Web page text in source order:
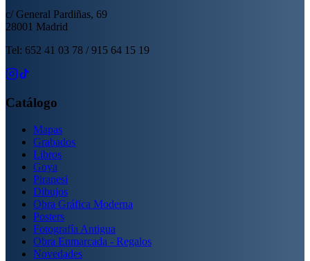
c/ General Pardiñas, 69
28001 Madrid
Tel: 652 41 03 78 / 915 64 15 19
Catálogo
Mapas
Grabados
Libros
Goya
Piranesi
Dibujos
Obra Gráfica Moderna
Posters
Fotografía Antigua
Obra Enmarcada - Regalos
Novedades